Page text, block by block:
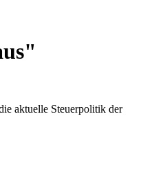
aktuelle Steuerpolitik der